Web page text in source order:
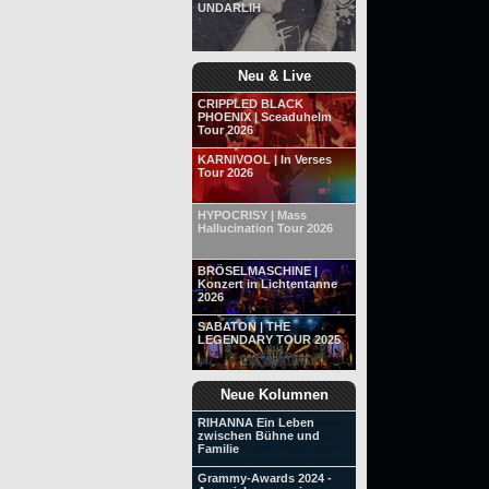
UNDARLIH
Neu & Live
CRIPPLED BLACK
PHOENIX | Sceaduhelm
Tour 2026
KARNIVOOL | In Verses
Tour 2026
HYPOCRISY | Mass
Hallucination Tour 2026
BRÖSELMASCHINE |
Konzert in Lichtentanne
2026
SABATON | THE
LEGENDARY TOUR 2025
Neue Kolumnen
RIHANNA Ein Leben
zwischen Bühne und
Familie
Grammy-Awards 2024 -